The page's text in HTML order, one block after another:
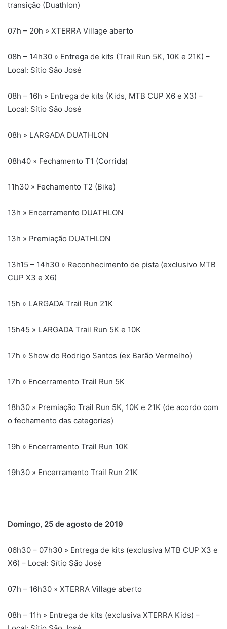
transição (Duathlon)
07h – 20h » XTERRA Village aberto
08h – 14h30 » Entrega de kits (Trail Run 5K, 10K e 21K) –
Local: Sítio São José
08h – 16h » Entrega de kits (Kids, MTB CUP X6 e X3) –
Local: Sítio São José
08h » LARGADA DUATHLON
08h40 » Fechamento T1 (Corrida)
11h30 » Fechamento T2 (Bike)
13h » Encerramento DUATHLON
13h » Premiação DUATHLON
13h15 – 14h30 » Reconhecimento de pista (exclusivo MTB
CUP X3 e X6)
15h » LARGADA Trail Run 21K
15h45 » LARGADA Trail Run 5K e 10K
17h » Show do Rodrigo Santos (ex Barão Vermelho)
17h » Encerramento Trail Run 5K
18h30 » Premiação Trail Run 5K, 10K e 21K (de acordo com
o fechamento das categorias)
19h » Encerramento Trail Run 10K
19h30 » Encerramento Trail Run 21K
Domingo, 25 de agosto de 2019
06h30 – 07h30 » Entrega de kits (exclusiva MTB CUP X3 e
X6) – Local: Sítio São José
07h – 16h30 » XTERRA Village aberto
08h – 11h » Entrega de kits (exclusiva XTERRA Kids) –